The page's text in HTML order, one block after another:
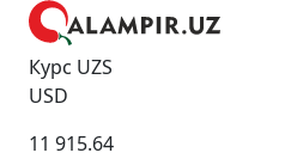
Курс UZS
USD
11 915.64